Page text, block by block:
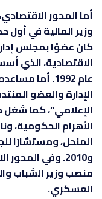
أما المحور
وزير المالية في
كان عضوًا بمجلس
الاقتصادية، الذي
عام 1992. أما
الإدارة والعضو
الإعلامي“، كما
الأهرام الحكومية،
و2010. وفي
منصب وزير الشباب
العسكري.